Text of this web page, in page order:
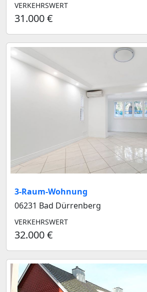
VERKEHRSWERT
31.000 €
3-Raum-Wohnung
06231 Bad Dürrenberg
VERKEHRSWERT
32.000 €